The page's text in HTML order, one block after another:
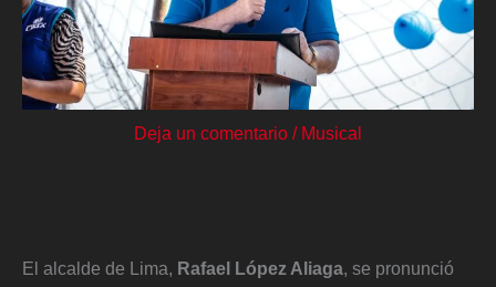
Deja un comentario / Musical
El alcalde de Lima, Rafael López Aliaga, se pronunció